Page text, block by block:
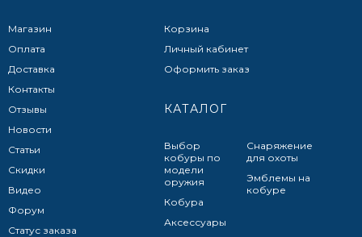
Магазин
Оплата
Доставка
Контакты
Отзывы
Новости
Статьи
Скидки
Видео
Форум
Статус заказа
Корзина
Личный кабинет
Оформить заказ
КАТАЛОГ
Выбор
кобуры по
модели
оружия
Кобура
Аксессуары
Снаряжение
для охоты
Эмблемы на
кобуре